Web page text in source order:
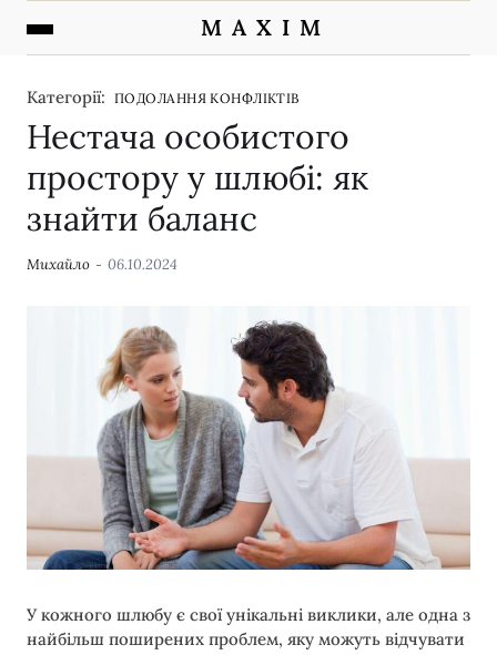
M A X I M
Категорії: ПОДОЛАННЯ КОНФЛІКТІВ
Нестача особистого
простору у шлюбі: як
знайти баланс
Михайло 06.10.2024
У кожного шлюбу є свої унікальні виклики, але одна з
найбільш поширених проблем, яку можуть відчувати